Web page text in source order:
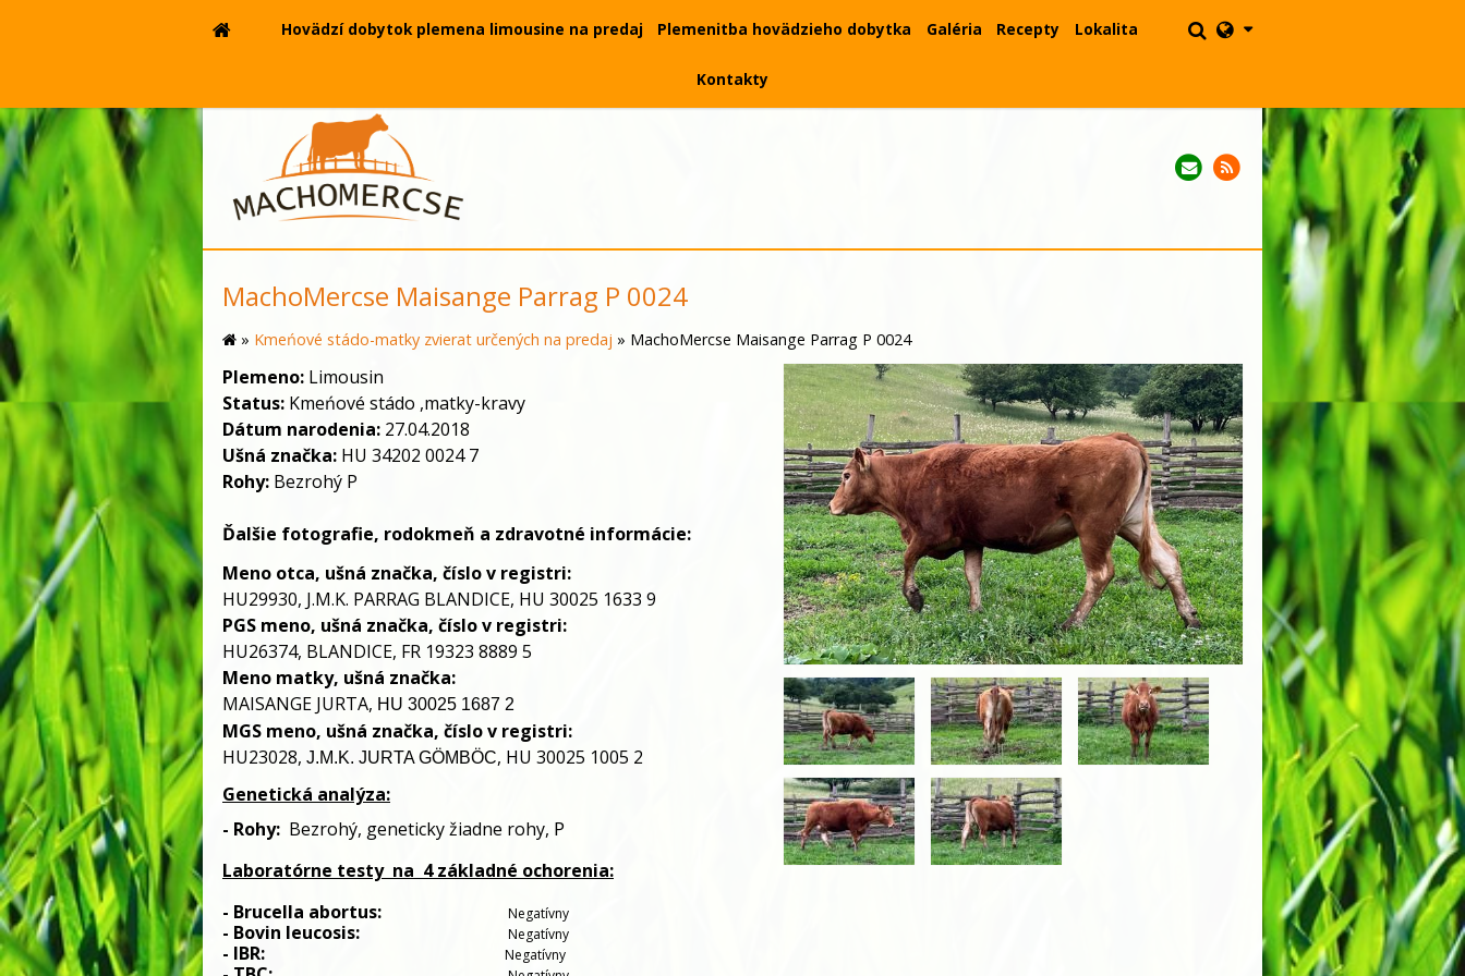
Hovädzí dobytok plemena limousine na predaj Plemenitba hovädzieho dobytka Galéria Recepty Lokalita
Kontakty
MachoMercse Maisange Parrag P 0024
» Kmeńové stádo-matky zvierat určených na predaj » MachoMercse Maisange Parrag P 0024
Plemeno: Limousin
Status: Kmeńové stádo ,matky-kravy
Dátum narodenia: 27.04.2018
Ušná značka: HU 34202 0024 7
Rohy: Bezrohý P
Ďalšie fotografie, rodokmeň a zdravotné informácie:
Meno otca, ušná značka, číslo v registri:
HU29930, J.M.K. PARRAG BLANDICE, HU 30025 1633 9
PGS meno, ušná značka, číslo v registri:
HU26374, BLANDICE, FR 19323 8889 5
Meno matky, ušná značka:
MAISANGE JURTA, HU 30025 1687 2
MGS meno, ušná značka, číslo v registri:
HU23028, J.M.K. JURTA GÖMBÖC, HU 30025 1005 2
Genetická analýza:
- Rohy: Bezrohý, geneticky žiadne rohy, P
Laboratórne testy na 4 základné ochorenia:
- Brucella abortus:
Negatívny
- Bovin leucosis: Negatívny
- IBR: Negatívny